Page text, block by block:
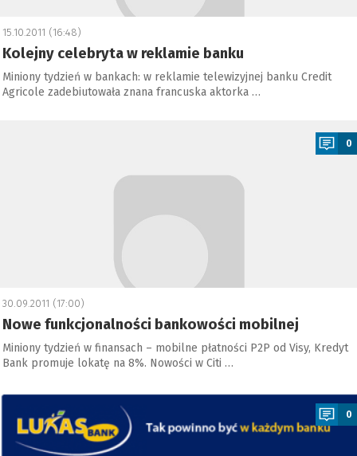
15.10.2011 (16:48)
Kolejny celebryta w reklamie banku
Miniony tydzień w bankach: w reklamie telewizyjnej banku Credit
Agricole zadebiutowała znana francuska aktorka …
0
30.09.2011 (17:00)
Nowe funkcjonalności bankowości mobilnej
Miniony tydzień w finansach – mobilne płatności P2P od Visy, Kredyt
Bank promuje lokatę na 8%. Nowości w Citi …
0